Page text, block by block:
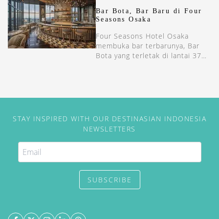
Bar Bota, Bar Baru di Four
Seasons Osaka
Four Seasons Hotel Osaka
membuka bar terbarunya, Bar
Bota yang terletak di lantai 37
STAY INSPIRED WITH OUR DESTINASIAN INDONESIA
NEWSLETTERS
SUBSCRIBE